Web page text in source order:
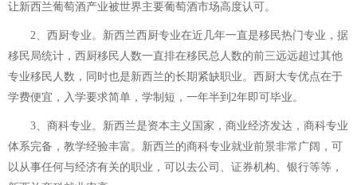
让新西兰葡萄酒产业被世界主要葡萄酒市场高度认可。
2、西厨专业。新西兰西厨专业在近几年一直是移民热门专业，据
移民局统计，西厨移民人数一直排在移民总人数的前三远远超过其他
专业移民人数，同时也是新西兰的长期紧缺职业。西厨大专优点在于
学费便宜，入学要求简单，学制短，一年半到2年即可毕业。
3、商科专业。新西兰是资本主义国家，商业经济发达，商科专业
体系完备，教学经验丰富。新西兰的商科专业就业前景非常广阔，可
以从事任何与经济有关的职业，可以去公司、证券机构、银行等等，